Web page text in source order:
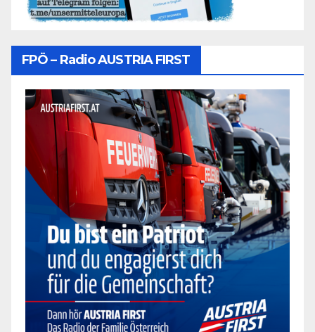
FPÖ – Radio AUSTRIA FIRST